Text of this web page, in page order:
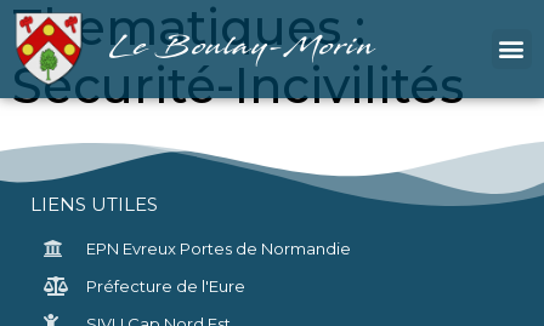
Le Boulay-Morin
Thematiques :
Sécurité-Incivilités
LIENS UTILES
EPN Evreux Portes de Normandie
Préfecture de l'Eure